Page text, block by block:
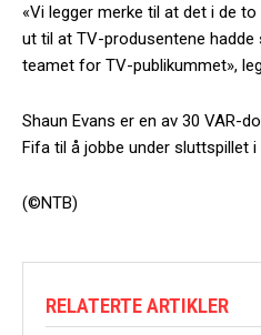
«Vi legger merke til at det i de
ut til at TV-produsentene
teamet for TV-publikummet»,
Shaun Evans er en av 30 VAR-
Fifa til å jobbe under sluttspillet i
(©NTB)
RELATERTE ARTIKLER